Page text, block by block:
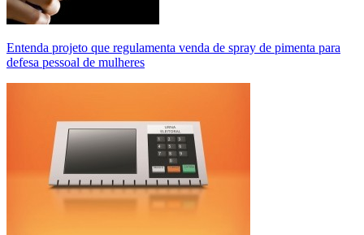
Entenda projeto que regulamenta venda de spray de pimenta para
defesa pessoal de mulheres